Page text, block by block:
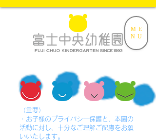
ME
NU
（重要）
​・お子様のプライバシー保護と、本園の
活動に対し、 十分なご理解ご配慮をお願
いいたします。